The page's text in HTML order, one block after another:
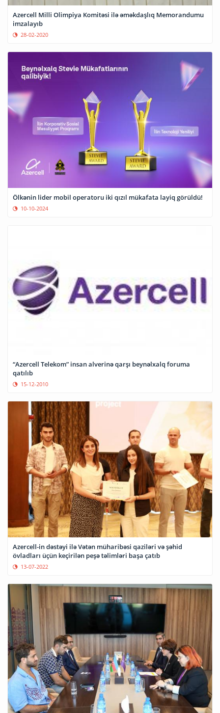
Azercell Milli Olimpiya Komitəsi ilə əməkdaşlıq Memorandumu
imzalayıb
28-02-2020
Ölkənin lider mobil operatoru iki qızıl mükafata layiq görüldü!
10-10-2024
“Azercell Telekom” insan alverinə qarşı beynəlxalq foruma
qatılıb
15-12-2010
Azercell-in dəstəyi ilə Vətən müharibəsi qaziləri və şəhid
13-07-2022